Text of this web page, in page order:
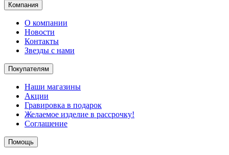
Компания
О компании
Новости
Контакты
Звезды с нами
Покупателям
Наши магазины
Акции
Гравировка в подарок
Желаемое изделие в рассрочку!
Соглашение
Помощь